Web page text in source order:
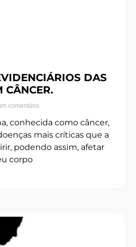
DAS
CÂNCER.
comentário
conhecida como câncer,
mais críticas que a
podendo assim, afetar
corpo